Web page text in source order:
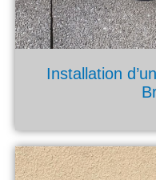
Installation